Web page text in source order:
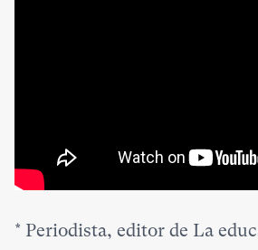
* Periodista, editor de La